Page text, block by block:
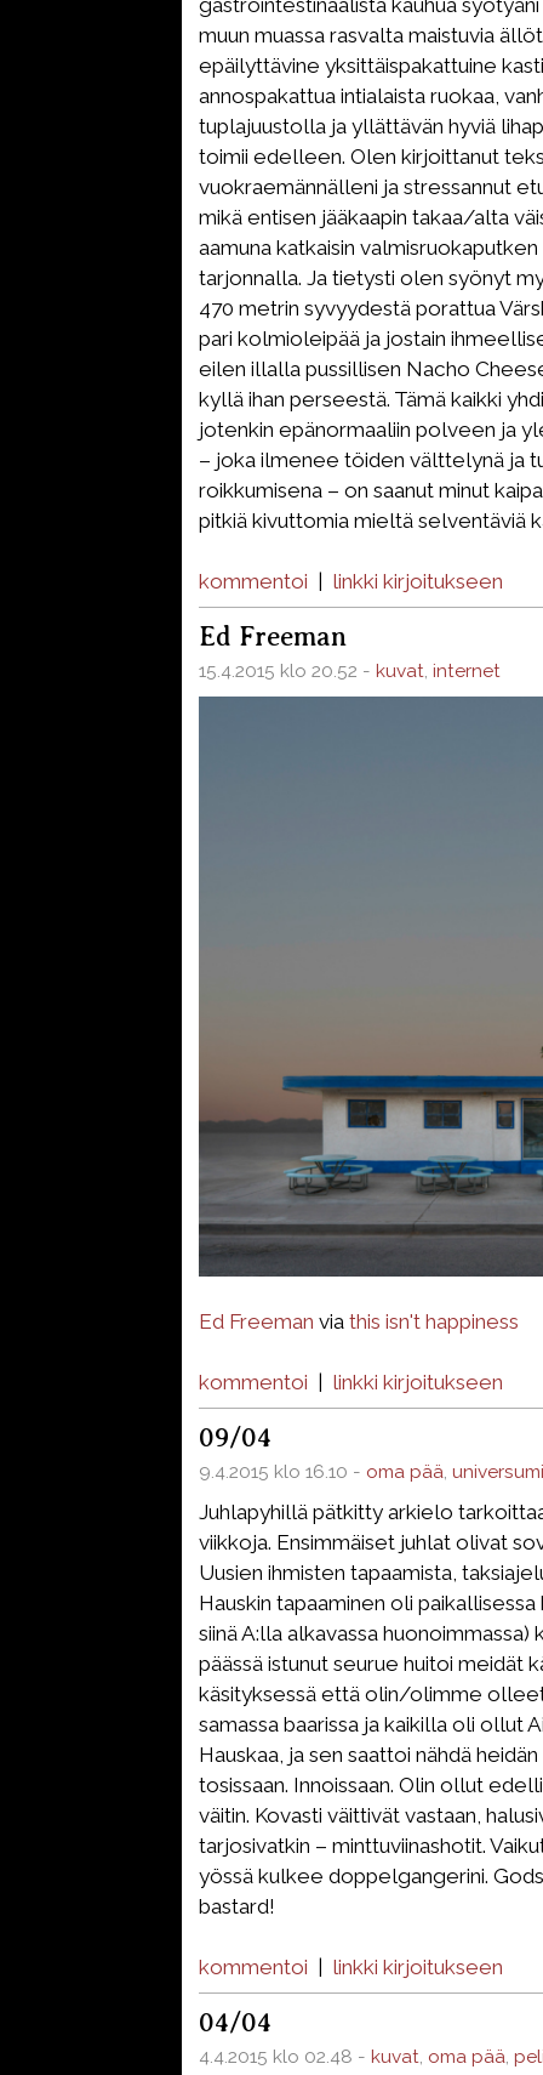
gastrointestinaalista kauhua
muun muassa rasvalta maistuvia
epäilyttävine yksittäispakattuine
annospakattua intialaista ruokaa,
tuplajuustolla ja yllättävän hyviä
toimii edelleen. Olen kirjoittanut
vuokraemännälleni ja stressannut
mikä entisen jääkaapin takaa/alta
aamuna katkaisin
tarjonnalla. Ja tietysti olen syönyt
470 metrin syvyydestä porattua
pari kolmioleipää ja jostain
eilen illalla pussillisen Nacho
kyllä ihan perseestä. Tämä kaikki
jotenkin epänormaaliin polveen ja
– joka ilmenee töiden välttelynä ja
roikkumisena – on saanut minut
pitkiä kivuttomia mieltä selventäviä
kommentoi linkki kirjoitukseen
Ed Freeman
15.4.2015 klo 20.52 - kuvat, internet
Ed Freeman via this isn't happiness
kommentoi linkki kirjoitukseen
09/04
9.4.2015 klo 16.10 - oma pää, universumi
Juhlapyhillä pätkitty arkielo
viikkoja. Ensimmäiset juhlat olivat
Uusien ihmisten tapaamista,
Hauskin tapaaminen oli
siinä A:lla alkavassa huonoimmassa)
päässä istunut seurue huitoi meidät
käsityksessä että olin/olimme
samassa baarissa ja kaikilla oli ollut
Hauskaa, ja sen saattoi nähdä
tosissaan. Innoissaan. Olin ollut
väitin. Kovasti väittivät vastaan,
tarjosivatkin – minttuviinashotit.
yössä kulkee doppelgangerini.
bastard!
kommentoi linkki kirjoitukseen
04/04
4.4.2015 klo 02.48 - kuvat, oma pää,